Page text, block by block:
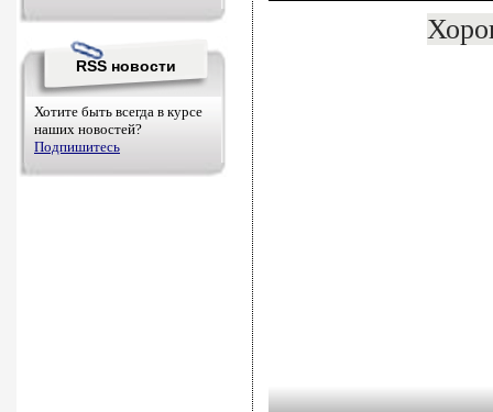
RSS новости
Хотите быть всегда в курсе
наших новостей?
Подпишитесь